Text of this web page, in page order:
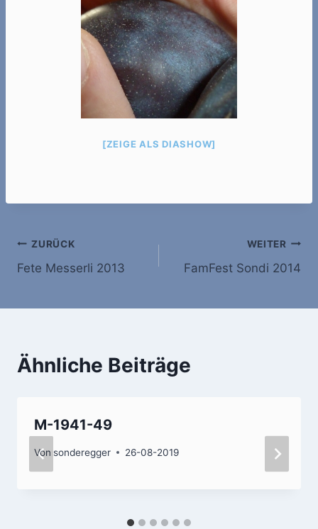
[ZEIGE ALS DIASHOW]
Beitragsnavigation
ZURÜCK
Fete Messerli 2013
WEITER
FamFest Sondi 2014
Ähnliche Beiträge
M-1941-49
Von sonderegger 26-08-2019